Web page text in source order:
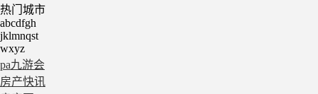
热门城市
abcdfgh
jklmnqst
wxyz
pa九游会
房产快讯